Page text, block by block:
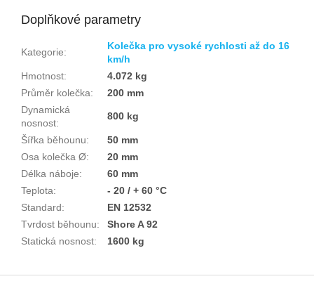
Doplňkové parametry
Kategorie:
Kolečka pro vysoké rychlosti až do 16
km/h
Hmotnost:
4.072 kg
Průměr kolečka:
200 mm
Dynamická
nosnost:
800 kg
Šířka běhounu:
50 mm
Osa kolečka Ø:
20 mm
Délka náboje:
60 mm
Teplota:
- 20 / + 60 °C
Standard:
EN 12532
Tvrdost běhounu:
Shore A 92
Statická nosnost: 1600 kg